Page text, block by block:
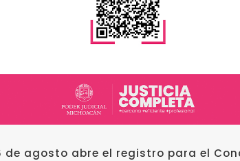
de agosto abre el registro para el